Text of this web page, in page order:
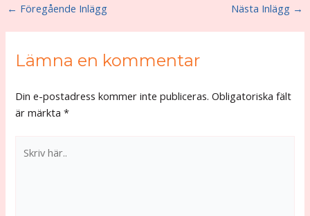
← Föregående Inlägg Nästa Inlägg →
Lämna en kommentar
Din e-postadress kommer inte publiceras. Obligatoriska fält
är märkta*
här..